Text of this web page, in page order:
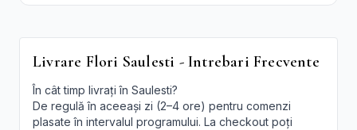
Livrare Flori Saulesti - Intrebari Frecvente
În cât timp livrați în Saulesti?
De regulă în aceeași zi (2–4 ore) pentru comenzi
plasate în intervalul programului. La checkout poți